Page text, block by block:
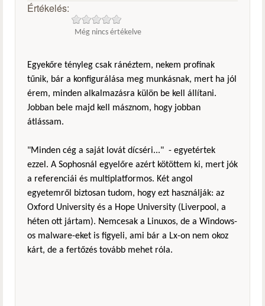
Értékelés:
Még nincs értékelve
Egyekőre tényleg csak ránéztem, nekem profinak
tűnik, bár a konfigurálása meg munkásnak, mert ha jól
érem, minden alkalmazásra külön be kell állítani.
Jobban bele majd kell másznom, hogy jobban
átlássam.
"Minden cég a saját lovát dícséri..." - egyetértek
ezzel. A Sophosnál egyelőre azért kötöttem ki, mert jók
a referenciái és multiplatformos. Két angol
egyetemről biztosan tudom, hogy ezt használják: az
Oxford University és a Hope University (Liverpool, a
héten ott jártam). Nemcesak a Linuxos, de a Windows-
os malware-eket is figyeli, ami bár a Lx-on nem okoz
kárt, de a fertőzés tovább mehet róla.